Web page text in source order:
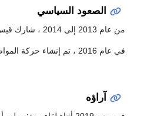
الصعود السياسي
من عام 2013 إلى 2014 ، شارك قيس سعيد في العديد من النوادي والاجتماعات السياسية التي تجمع الشباب.
في عام 2016 ، تم إنشاء حركة المواصّون لدعم عمل سعيد ومشاريعه.
آراؤه